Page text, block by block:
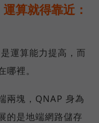
算就得靠近：
運算能力提高，而
裡。
兩塊，QNAP 身為
的是地端網路儲存